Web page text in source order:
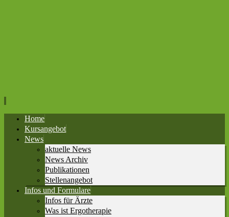
Home
Kursangebot
News
aktuelle News
News Archiv
Publikationen
Stellenangebot
Infos und Formulare
Infos für Ärzte
Was ist Ergotherapie